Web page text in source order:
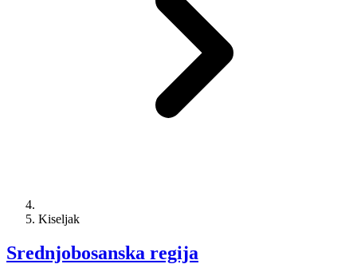
Kiseljak
Srednjobosanska regija